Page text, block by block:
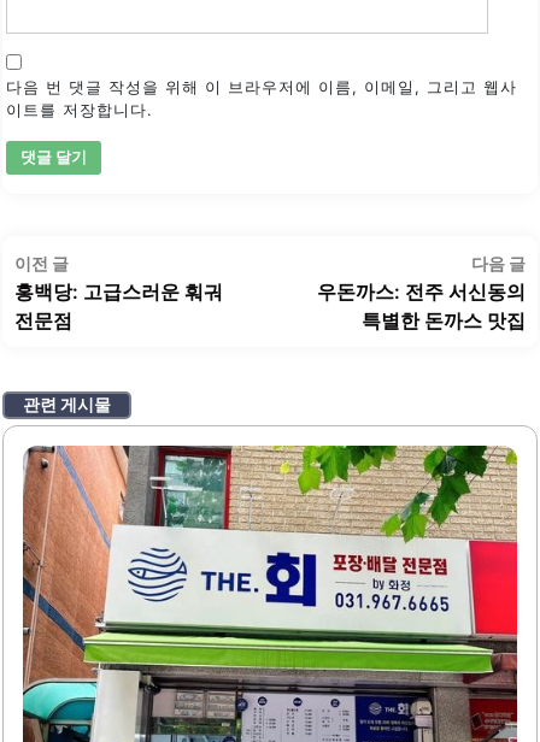
다음 번 댓글 작성을 위해 이 브라우저에 이름, 이메일, 그리고 웹사
이트를 저장합니다.
글
탐
색
이전 글이
전
글:
홍백당: 고급스러운 훠궈
전문점
다음 글
우돈까스: 전주 서신동의
특별한 돈까스 맛집
관련 게시물